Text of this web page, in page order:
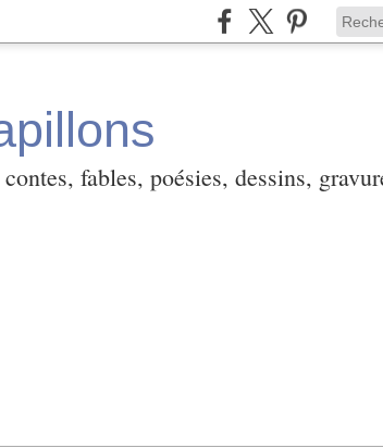
fables, poésies, dessins,